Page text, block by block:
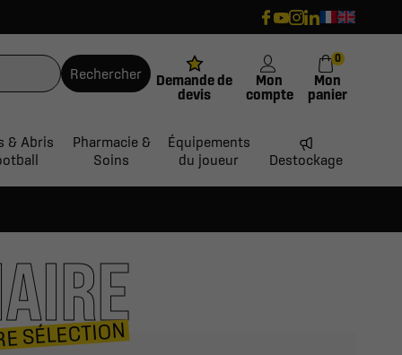
Rechercher
Demande de
devis
Mon
compte
Mon
panier
0
& Abris
Pharmacie &
Soins
Équipements
du joueur
Destockage
SÉLECTION